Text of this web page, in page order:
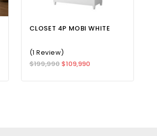
CLOSET 4P MOBI WHITE
(1 Review)
$199,990 $109,990